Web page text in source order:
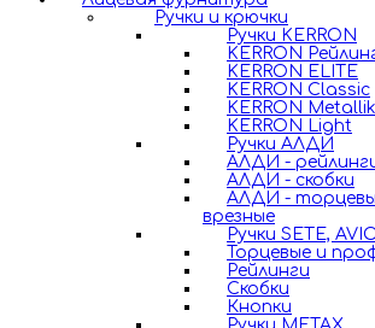
Ручки и крючки
Ручки KERRON
KERRON
KERRON ELITE
KERRON Classic
KERRON Metallik
KERRON Light
Ручки АЛДИ
АЛДИ -
АЛДИ - скобки
АЛДИ -
врезные
Ручки SETE,
Торцевые и
Рейлинги
Скобки
Кнопки